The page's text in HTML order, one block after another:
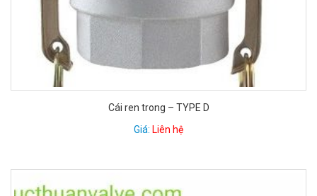
Cái ren trong – TYPE D
Giá: Liên hệ